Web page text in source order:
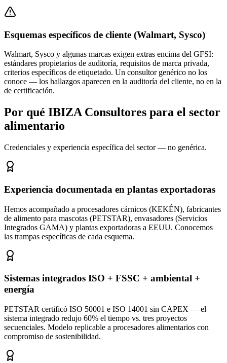
Esquemas específicos de cliente (Walmart, Sysco)
Walmart, Sysco y algunas marcas exigen extras encima del GFSI:
estándares propietarios de auditoría, requisitos de marca privada,
criterios específicos de etiquetado. Un consultor genérico no los
conoce — los hallazgos aparecen en la auditoría del cliente, no en la
de certificación.
Por qué IBIZA Consultores para el sector
alimentario
Credenciales y experiencia específica del sector — no genérica.
Experiencia documentada en plantas exportadoras
Hemos acompañado a procesadores cárnicos (KEKÉN), fabricantes
de alimento para mascotas (PETSTAR), envasadores (Servicios
Integrados GAMA) y plantas exportadoras a EEUU. Conocemos
las trampas específicas de cada esquema.
Sistemas integrados ISO + FSSC + ambiental +
energía
PETSTAR certificó ISO 50001 e ISO 14001 sin CAPEX — el
sistema integrado redujo 60% el tiempo vs. tres proyectos
secuenciales. Modelo replicable a procesadores alimentarios con
compromiso de sostenibilidad.